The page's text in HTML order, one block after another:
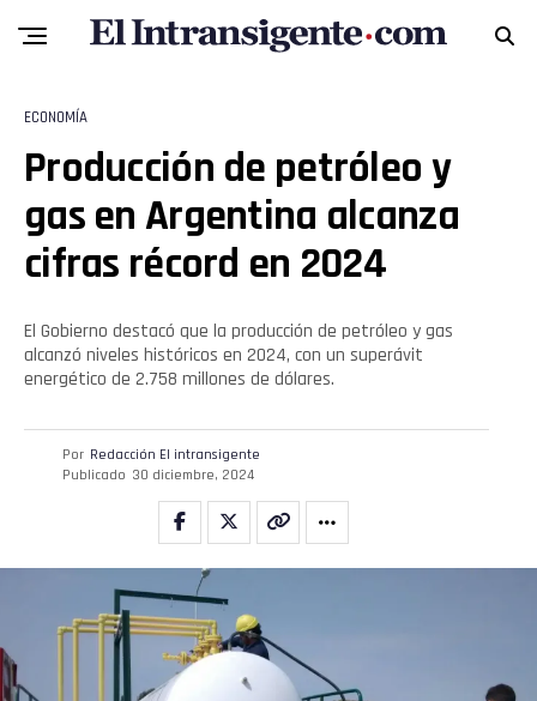
ECONOMÍA
Producción de petróleo y
gas en Argentina alcanza
cifras récord en 2024
El Gobierno destacó que la producción de petróleo y gas
alcanzó niveles históricos en 2024, con un superávit
energético de 2.758 millones de dólares.
Por Redacción El intransigente
Publicado 30 diciembre, 2024